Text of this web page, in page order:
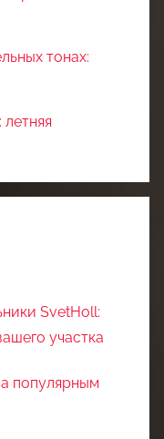
тонах:
SvetHoll:
участка
популярным